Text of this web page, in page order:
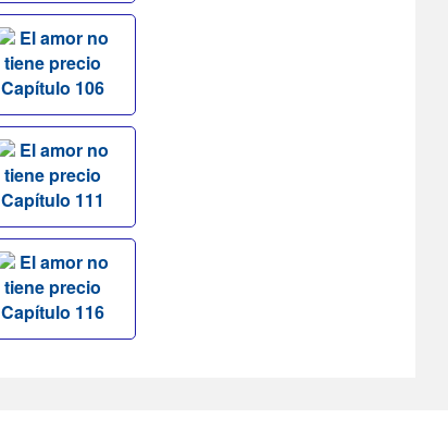
El amor no
tiene precio
Capítulo 106
El amor no
tiene precio
Capítulo 111
El amor no
tiene precio
Capítulo 116